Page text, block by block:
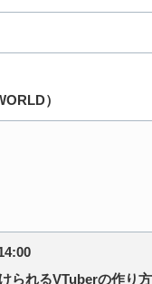
）
られるVTuberの作り方